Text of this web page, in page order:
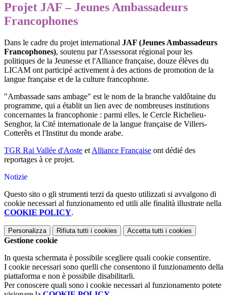
Projet JAF – Jeunes Ambassadeurs
Francophones
Dans le cadre du projet international JAF (Jeunes Ambassadeurs
Francophones), soutenu par l'Assessorat régional pour les
politiques de la Jeunesse et l'Alliance française, douze élèves du
LICAM ont participé activement à des actions de promotion de la
langue française et de la culture francophone.
"Ambassade sans ambage" est le nom de la branche valdôtaine du
programme, qui a établit un lien avec de nombreuses institutions
concernantes la francophonie : parmi elles, le Cercle Richelieu-
Senghor, la Cité internationale de la langue française de Villers-
Cotterêts et l'Institut du monde arabe.
TGR Rai Vallée d'Aoste et Alliance Française ont dédié des
reportages à ce projet.
Notizie
Questo sito o gli strumenti terzi da questo utilizzati si avvalgono di
cookie necessari al funzionamento ed utili alle finalità illustrate nella
COOKIE POLICY.
Personalizza Rifiuta tutti i cookies Accetta tutti i cookies
Gestione cookie
In questa schermata è possibile scegliere quali cookie consentire.
I cookie necessari sono quelli che consentono il funzionamento della
piattaforma e non è possibile disabilitarli.
Per conoscere quali sono i cookie necessari al funzionamento potete